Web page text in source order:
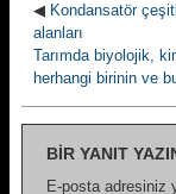
◀ Kondansatör
alanları
Tarımda biyolojik,
herhangi birinin ve
BIR YANIT
E-posta adresiniz